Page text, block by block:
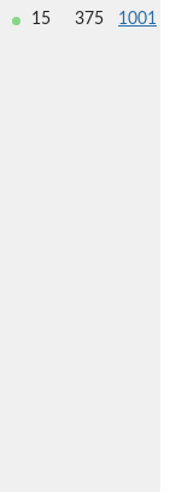
15 375 1001